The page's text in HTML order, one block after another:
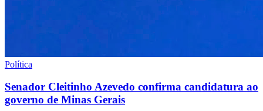
Política
Senador Cleitinho Azevedo confirma candidatura ao
governo de Minas Gerais